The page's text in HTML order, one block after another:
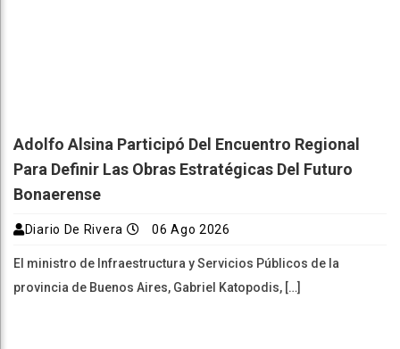
Adolfo Alsina Participó Del Encuentro Regional
Para Definir Las Obras Estratégicas Del Futuro
Bonaerense
Diario De Rivera 06 Ago 2026
El ministro de Infraestructura y Servicios Públicos de la
provincia de Buenos Aires, Gabriel Katopodis, […]